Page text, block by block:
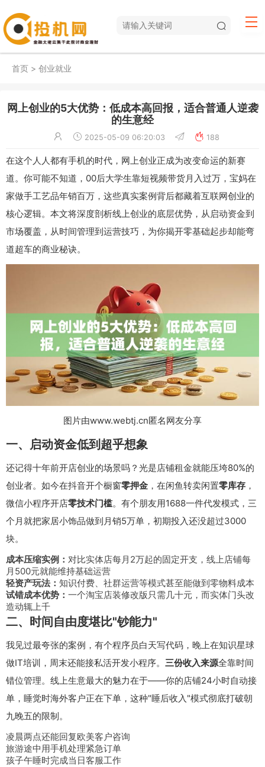
首页 > 创业就业
网上创业的5大优势：低成本高回报，适合普通人逆袭
的生意经
2025-05-09 06:20:03 188
在这个人人都有手机的时代，网上创业正成为改变命运的新赛
道。你可能不知道，00后大学生靠短视频带货月入过万，宝妈在
家做手工艺品年销百万，这些真实案例背后都藏着互联网创业的
核心逻辑。本文将深度剖析线上创业的底层优势，从启动资金到
市场覆盖，从时间管理到运营技巧，为你揭开零基础起步却能弯
道超车的商业秘诀。
图片由www.webtj.cn匿名网友分享
一、启动资金低到超乎想象
还记得十年前开店创业的场景吗？光是店铺租金就能压垮80%的
创业者。如今在抖音开个橱窗零押金 ，在闲鱼转卖闲置零库存 ，
微信小程序开店零技术门槛。有个朋友用1688一件代发模式，三
个月就把家居小饰品做到月销5万单，初期投入还没超过3000
块。
成本压缩实例： 对比实体店每月2万起的固定开支，线上店铺每
月500元就能维持基础运营
轻资产玩法： 知识付费、社群运营等模式甚至能做到零物料成本
试错成本优势： 一个淘宝店装修改版只需几十元，而实体门头改
造动辄上千
二、时间自由度堪比"钞能力"
我见过最夸张的案例，有个程序员白天写代码，晚上在知识星球
做IT培训，周末还能接私活开发小程序。 三份收入来源全靠时间
错位管理。线上生意最大的魅力在于——你的店铺24小时自动接
单，睡觉时海外客户正在下单，这种"睡后收入"模式彻底打破朝
九晚五的限制。
凌晨两点还能回复欧美客户咨询
旅游途中用手机处理紧急订单
孩子午睡时完成当日客服工作